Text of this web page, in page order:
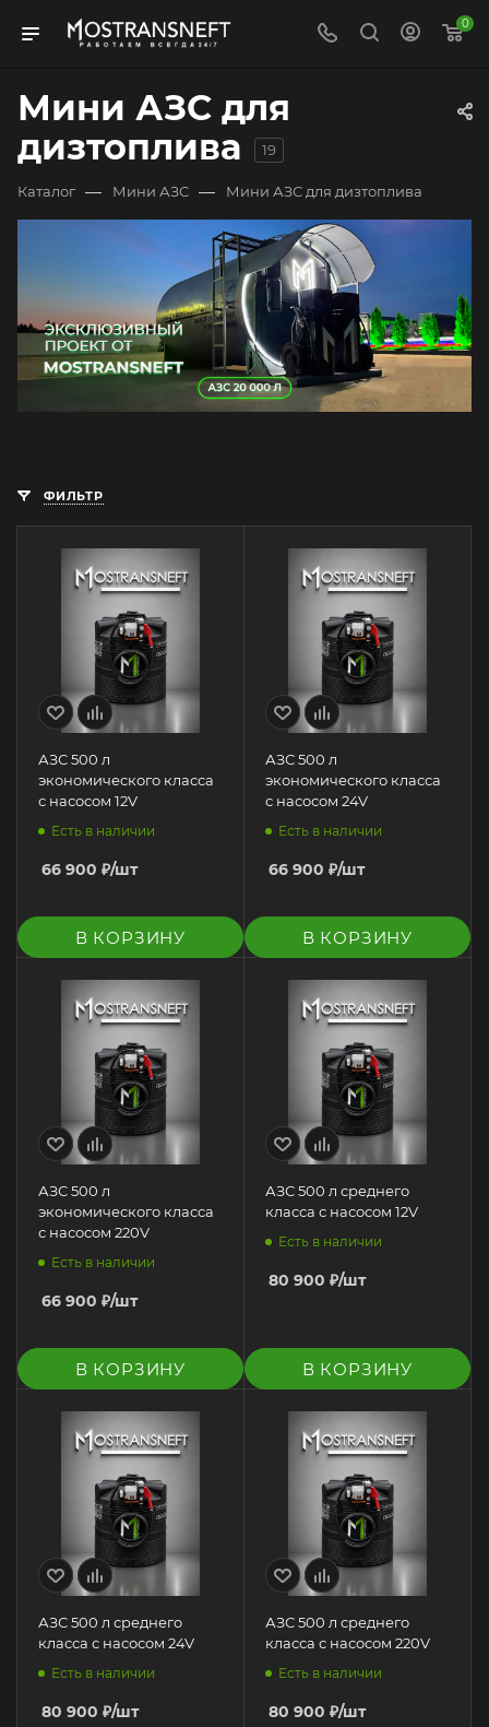
0
Мини АЗС для
дизтоплива
19
Каталог — Мини АЗС — Мини АЗС для дизтоплива
ФИЛЬТР
АЗС 500 л
экономического класса
с насосом 12V
Есть в наличии
66 900 ₽/шт
В КОРЗИНУ
АЗС 500 л
экономического класса
с насосом 24V
Есть в наличии
66 900 ₽/шт
В КОРЗИНУ
АЗС 500 л
экономического класса
с насосом 220V
Есть в наличии
66 900 ₽/шт
В КОРЗИНУ
АЗС 500 л среднего
класса с насосом 12V
Есть в наличии
80 900 ₽/шт
В КОРЗИНУ
АЗС 500 л среднего
класса с насосом 24V
Есть в наличии
80 900 ₽/шт
АЗС 500 л среднего
класса с насосом 220V
Есть в наличии
80 900 ₽/шт